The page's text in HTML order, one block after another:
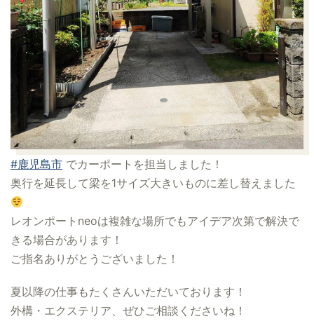
#鹿児島市 でカーポートを担当しました！
奥行を延長して梁を1サイズ大きいものに差し替えました
レオンポートneoは複雑な場所でもアイデア次第で解決で
きる場合があります！
ご指名ありがとうございました！
夏以降の仕事もたくさんいただいております！
外構・エクステリア、ぜひご相談くださいね！